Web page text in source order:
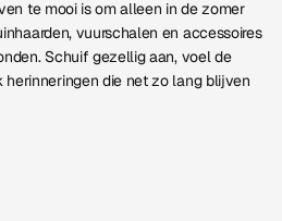
te mooi is om alleen in de zomer
vuurschalen en accessoires
Schuif gezellig aan, voel de
herinneringen die net zo lang blijven